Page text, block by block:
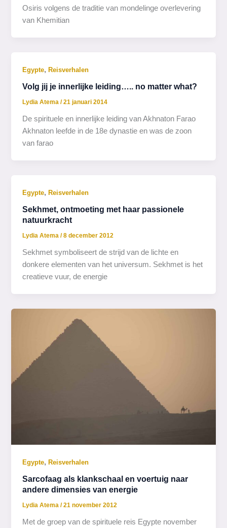
Osiris volgens de traditie van mondelinge overlevering
van Khemitian
Egypte,Reisverhalen
Volg jij je innerlijke leiding….. no matter what?
Lydia Atema/21 januari 2014
De spirituele en innerlijke leiding van Akhnaton Farao
Akhnaton leefde in de 18e dynastie en was de zoon
van farao
Egypte,Reisverhalen
Sekhmet, ontmoeting met haar passionele
natuurkracht
Lydia Atema/8 december 2012
Sekhmet symboliseert de strijd van de lichte en
donkere elementen van het universum. Sekhmet is het
creatieve vuur, de energie
Egypte,Reisverhalen
Sarcofaag als klankschaal en voertuig naar
andere dimensies van energie
Lydia Atema/21 november 2012
Met de groep van de spirituele reis Egypte november